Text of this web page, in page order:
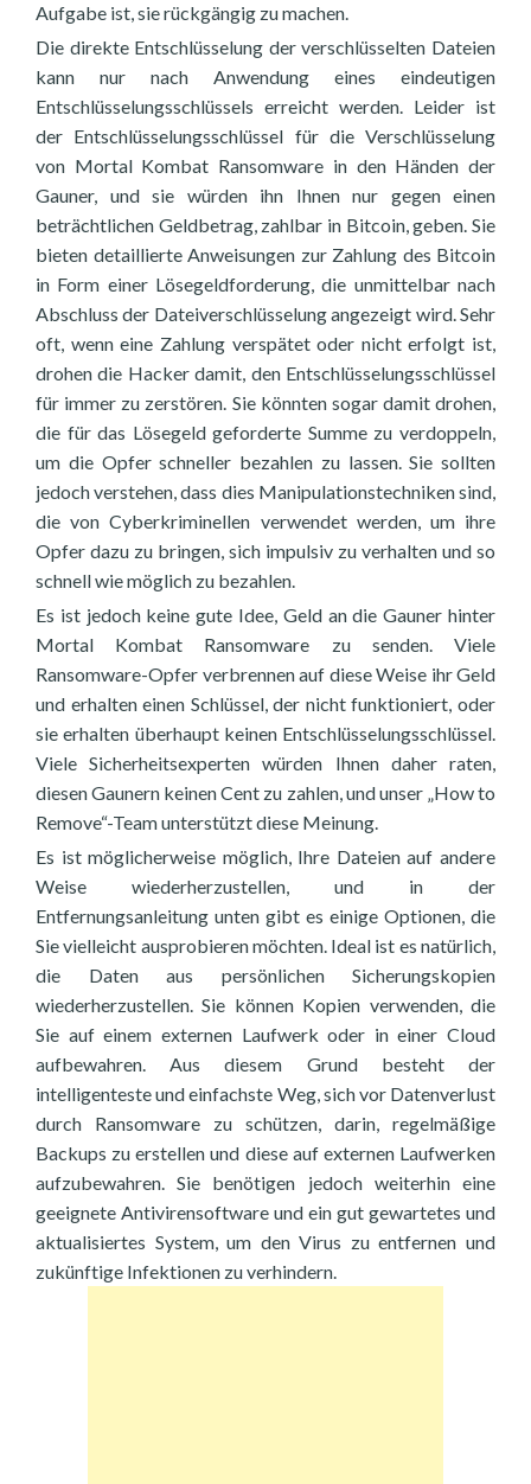
Aufgabe ist, sie rückgängig zu machen.
Die direkte Entschlüsselung der verschlüsselten Dateien
kann nur nach Anwendung eines eindeutigen
Entschlüsselungsschlüssels erreicht werden. Leider ist
der Entschlüsselungsschlüssel für die Verschlüsselung
von Mortal Kombat Ransomware in den Händen der
Gauner, und sie würden ihn Ihnen nur gegen einen
beträchtlichen Geldbetrag, zahlbar in Bitcoin, geben. Sie
bieten detaillierte Anweisungen zur Zahlung des Bitcoin
in Form einer Lösegeldforderung, die unmittelbar nach
Abschluss der Dateiverschlüsselung angezeigt wird. Sehr
oft, wenn eine Zahlung verspätet oder nicht erfolgt ist,
drohen die Hacker damit, den Entschlüsselungsschlüssel
für immer zu zerstören. Sie könnten sogar damit drohen,
die für das Lösegeld geforderte Summe zu verdoppeln,
um die Opfer schneller bezahlen zu lassen. Sie sollten
jedoch verstehen, dass dies Manipulationstechniken sind,
die von Cyberkriminellen verwendet werden, um ihre
Opfer dazu zu bringen, sich impulsiv zu verhalten und so
schnell wie möglich zu bezahlen.
Es ist jedoch keine gute Idee, Geld an die Gauner hinter
Mortal Kombat Ransomware zu senden. Viele
Ransomware-Opfer verbrennen auf diese Weise ihr Geld
und erhalten einen Schlüssel, der nicht funktioniert, oder
sie erhalten überhaupt keinen Entschlüsselungsschlüssel.
Viele Sicherheitsexperten würden Ihnen daher raten,
diesen Gaunern keinen Cent zu zahlen, und unser „How to
Remove“-Team unterstützt diese Meinung.
Es ist möglicherweise möglich, Ihre Dateien auf andere
Weise wiederherzustellen, und in der
Entfernungsanleitung unten gibt es einige Optionen, die
Sie vielleicht ausprobieren möchten. Ideal ist es natürlich,
die Daten aus persönlichen Sicherungskopien
wiederherzustellen. Sie können Kopien verwenden, die
Sie auf einem externen Laufwerk oder in einer Cloud
aufbewahren. Aus diesem Grund besteht der
intelligenteste und einfachste Weg, sich vor Datenverlust
durch Ransomware zu schützen, darin, regelmäßige
Backups zu erstellen und diese auf externen Laufwerken
aufzubewahren. Sie benötigen jedoch weiterhin eine
geeignete Antivirensoftware und ein gut gewartetes und
aktualisiertes System, um den Virus zu entfernen und
zukünftige Infektionen zu verhindern.